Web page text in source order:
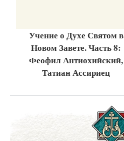
Учение о Духе Святом в
Новом Завете. Часть 8:
Феофил Антиохийский,
Татиан Ассириец